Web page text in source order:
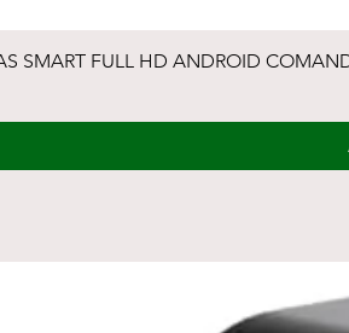
SMART FULL HD ANDROID